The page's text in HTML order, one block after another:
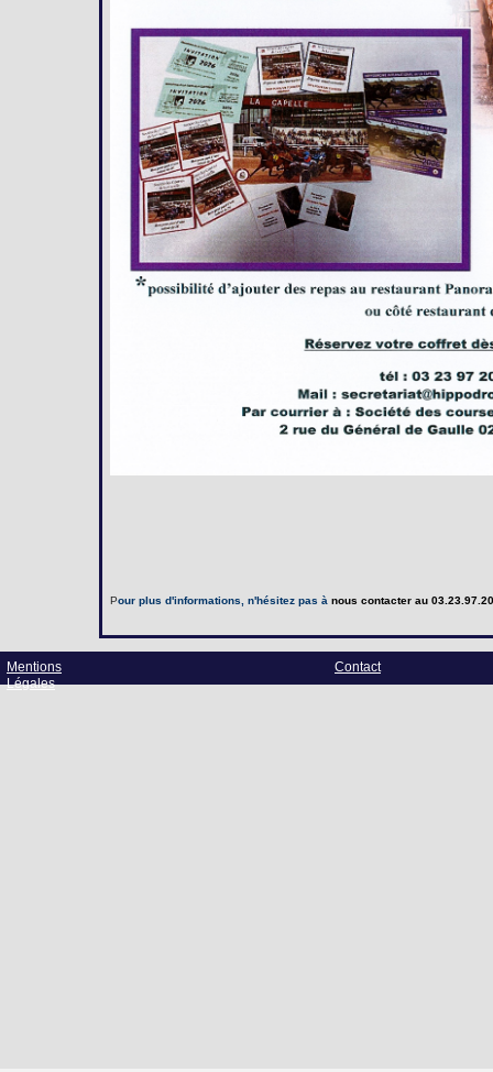
Pour plus d'informations, n'hésitez pas à nous contacterau
Mentions
Légales
Contact